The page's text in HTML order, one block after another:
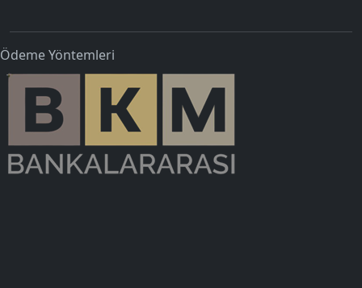
Ödeme Yöntemleri